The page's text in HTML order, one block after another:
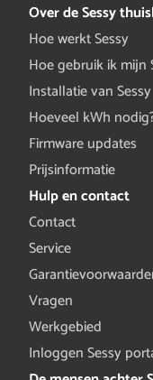
Over de Sessy
Hoe werkt Sessy
Hoe gebruik ik mijn
Installatie van Sessy
Hoeveel kWh
Firmware updates
Prijsinformatie
Hulp en contact
Contact
Service
Vragen
Werkgebied
Inloggen Sessy